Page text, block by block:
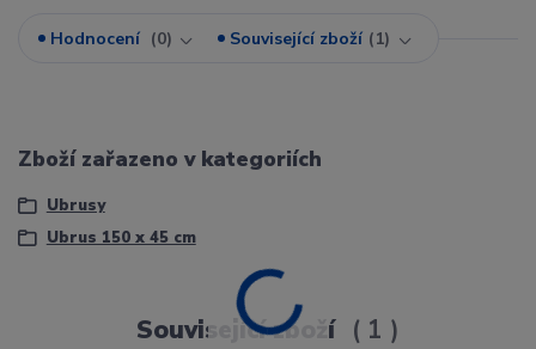
Hodnocení 0 Související zboží 1
Zboží zařazeno v kategoriích
Ubrusy
Ubrus 150 x 45 cm
Související zboží 1